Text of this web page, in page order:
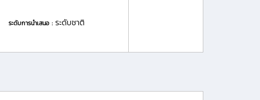
ระดับการนำเสนอ : ระดับชาติ